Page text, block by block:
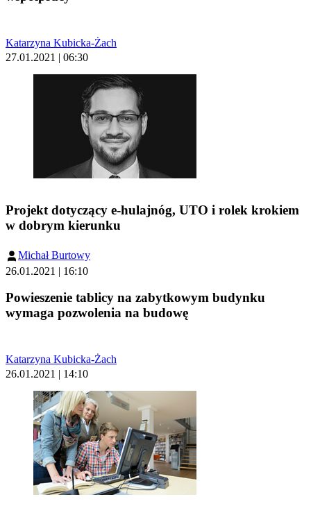
Katarzyna Kubicka-Żach
27.01.2021 | 06:30
Projekt dotyczący e-hulajnóg, UTO i rolek krokiem
w dobrym kierunku
Michał Burtowy
26.01.2021 | 16:10
Powieszenie tablicy na zabytkowym budynku
wymaga pozwolenia na budowę
Katarzyna Kubicka-Żach
26.01.2021 | 14:10